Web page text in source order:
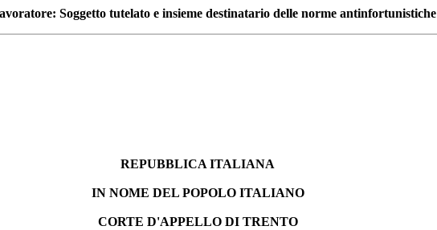
Soggetto tutelato e insieme destinatario delle norme antinfortunistiche
REPUBBLICA ITALIANA
IN NOME DEL POPOLO ITALIANO
CORTE D'APPELLO DI TRENTO